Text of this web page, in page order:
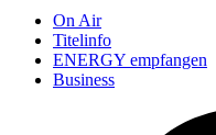
On Air
Titelinfo
ENERGY empfangen
Business